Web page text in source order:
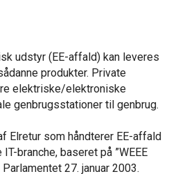
udstyr (EE-affald) kan leveres
produkter. Private
elektriske/elektroniske
genbrugsstationer til genbrug.
Elretur som håndterer EE-affald
branche, baseret på ”WEEE
27. januar 2003.